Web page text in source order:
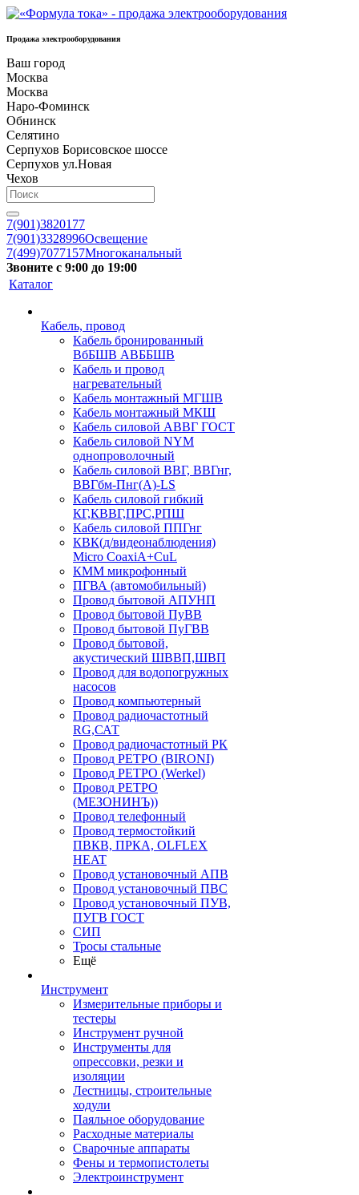
Продажа электрооборудования
Ваш город
Москва
Москва
Наро-Фоминск
Обнинск
Селятино
Серпухов Борисовское шоссе
Серпухов ул.Новая
Чехов
7(901)3820177
7(901)3328996Освещение
7(499)7077157Многоканальный
Звоните с 9:00 до 19:00
Каталог
Кабель, провод
Кабель бронированный
ВбБШВ АВББШВ
Кабель и провод
нагревательный
Кабель монтажный МГШВ
Кабель монтажный МКШ
Кабель силовой АВВГ ГОСТ
Кабель силовой NYM
однопроволочный
Кабель силовой ВВГ, ВВГнг,
ВВГбм-Пнг(А)-LS
Кабель силовой гибкий
КГ,КВВГ,ПРС,РПШ
Кабель силовой ППГнг
КВК(д/видеонаблюдения)
Micro CoaxiA+CuL
КММ микрофонный
ПГВА (автомобильный)
Провод бытовой АПУНП
Провод бытовой ПуВВ
Провод бытовой ПуГВВ
Провод бытовой,
акустический ШВВП,ШВП
Провод для водопогружных
насосов
Провод компьютерный
Провод радиочастотный
RG,САТ
Провод радиочастотный РК
Провод РЕТРО (BIRONI)
Провод РЕТРО (Werkel)
Провод РЕТРО
(МЕЗОНИНЪ))
Провод телефонный
Провод термостойкий
ПВКВ, ПРКА, OLFLEX
HEAT
Провод установочный АПВ
Провод установочный ПВС
Провод установочный ПУВ,
ПУГВ ГОСТ
СИП
Тросы стальные
Ещё
Инструмент
Измерительные приборы и
тестеры
Инструмент ручной
Инструменты для
опрессовки, резки и
изоляции
Лестницы, строительные
ходули
Паяльное оборудование
Расходные материалы
Сварочные аппараты
Фены и термопистолеты
Электроинструмент